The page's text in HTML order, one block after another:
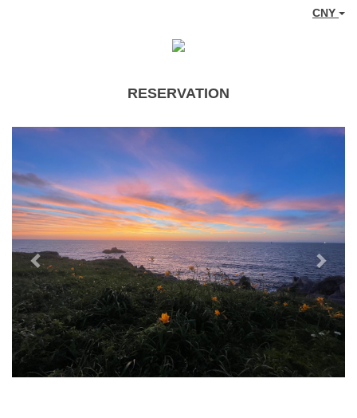
CNY
RESERVATION
Previous Next